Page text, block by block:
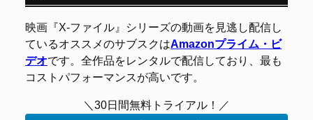
映画『X-ファイル』シリーズの動画を見逃し配信し
ているオススメのサブスクはAmazonプライム・ビ
デオです。全作品をレンタルで配信しており、最も
コストパフォーマンスが高いです。
＼30日間無料トライアル！／